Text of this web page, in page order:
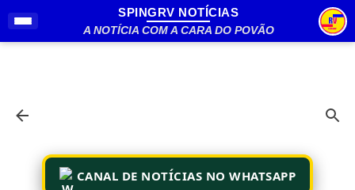
Pular para o conteúdo principal
SPINGRV NOTÍCIAS
A NOTÍCIA COM A CARA DO POVÃO
CANAL DE NOTÍCIAS NO WHATSAPP